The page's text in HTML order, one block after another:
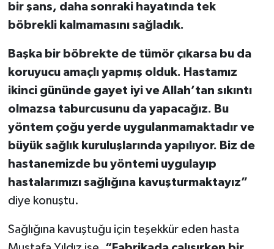
bir şans, daha sonraki hayatında tek
böbrekli kalmamasını sağladık.
Başka bir böbrekte de tümör çıkarsa bu da
koruyucu amaçlı yapmış olduk. Hastamız
ikinci gününde gayet iyi ve Allah’tan sıkıntı
olmazsa taburcusunu da yapacağız. Bu
yöntem çoğu yerde uygulanmamaktadır ve
büyük sağlık kuruluşlarında yapılıyor. Biz de
hastanemizde bu yöntemi uygulayıp
hastalarımızı sağlığına kavuşturmaktayız”
diye konuştu.
Sağlığına kavuştuğu için teşekkür eden hasta